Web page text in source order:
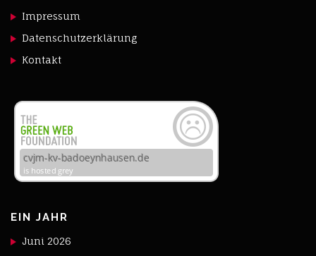
Impressum
Datenschutzerklärung
Kontakt
EIN JAHR
Juni 2026